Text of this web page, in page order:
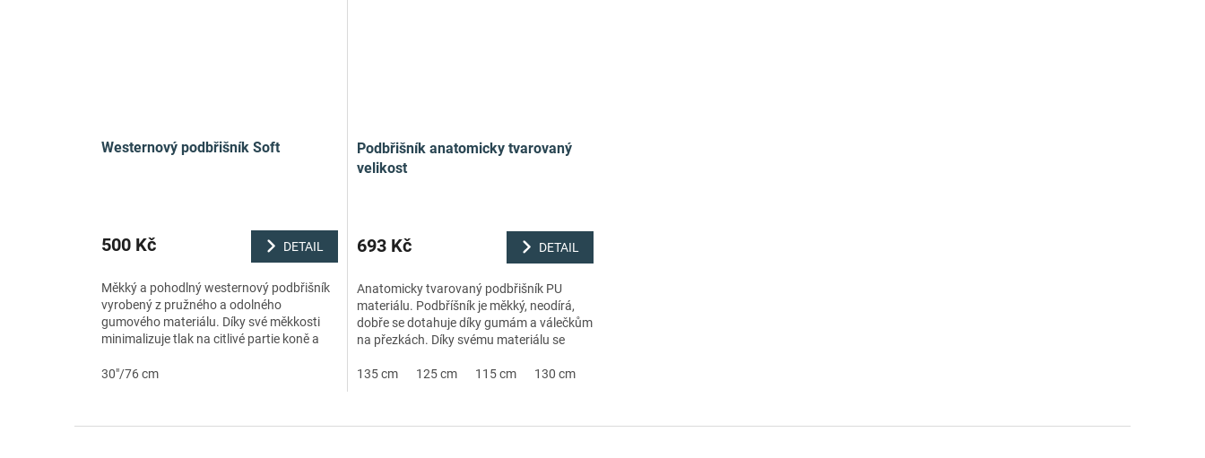
Westernový podbřišník Soft
500 Kč DETAIL
Měkký a pohodlný westernový podbřišník
vyrobený z pružného a odolného
gumového materiálu. Díky své měkkosti
minimalizuje tlak na citlivé partie koně a
30"/76 cm
Podbřišník anatomicky tvarovaný
velikost
693 Kč DETAIL
Anatomicky tvarovaný podbřišník PU
materiálu. Podbříšník je měkký, neodírá,
dobře se dotahuje díky gumám a válečkům
na přezkách. Díky svému materiálu se
udržovatelný...
135 cm 125 cm 115 cm 130 cm